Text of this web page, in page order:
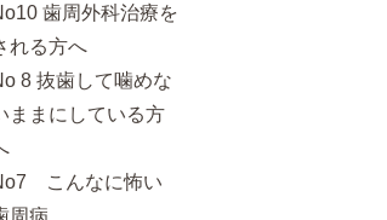
歯周外科治療を
れる方へ
8 抜歯して噛めな
ままにしている方
こんなに怖い
周病